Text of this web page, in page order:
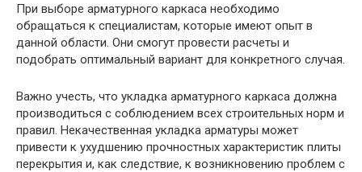
При выборе арматурного каркаса необходимо
обращаться к специалистам, которые имеют опыт в
данной области. Они смогут провести расчеты и
подобрать оптимальный вариант для конкретного случая.
Важно учесть, что укладка арматурного каркаса должна
производиться с соблюдением всех строительных норм и
правил. Некачественная укладка арматуры может
привести к ухудшению прочностных характеристик плиты
перекрытия и, как следствие, к возникновению проблем с